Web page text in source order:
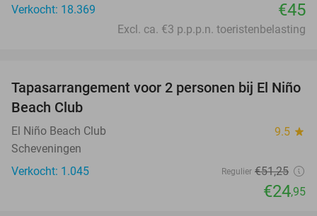
Verkocht: 18.369 €45
Excl. ca. €3 p.p.p.n. toeristenbelasting
51%
Tapasarrangement voor 2 personen bij El Niño
Beach Club
El Niño Beach Club 9.5 star
Scheveningen
Verkocht: 1.045
Regulier €51,25
€24,95